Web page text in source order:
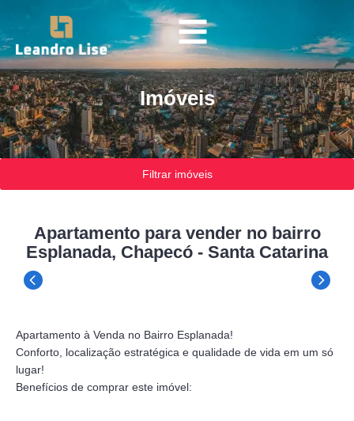
Imóveis
Filtrar imóveis
Apartamento para vender no bairro
Esplanada, Chapecó - Santa Catarina
Apartamento à Venda no Bairro Esplanada!
Conforto, localização estratégica e qualidade de vida em um só
lugar!
Benefícios de comprar este imóvel: